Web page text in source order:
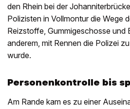
den Rhein bei der
Polizisten in Vollmontur die Wege
Reizstoffe, Gummigeschosse und
anderem, mit Rennen die Polizei
wurde.
Personenkontrolle bis
Am Rande kam es zu einer